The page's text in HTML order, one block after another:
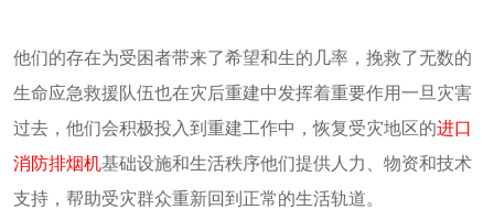
他们的存在为受困者带来了希望和生的几率，挽救了无数的
生命应急救援队伍也在灾后重建中发挥着重要作用一旦灾害
过去，他们会积极投入到重建工作中，恢复受灾地区的进口
消防排烟机基础设施和生活秩序他们提供人力、物资和技术
支持，帮助受灾群众重新回到正常的生活轨道。